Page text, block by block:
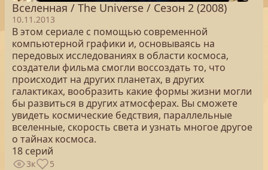
Вселенная / The Universe / Сезон 2 (2008)
10.11.2013
В этом сериале с помощью современной
компьютерной графики и, основываясь на
передовых исследованиях в области космоса,
создатели фильма смогли воссоздать то, что
происходит на других планетах, в других
галактиках, вообразить какие формы жизни могли
бы развиться в других атмосферах. Вы сможете
увидеть космические бедствия, параллельные
вселенные, скорость света и узнать многое другое
о тайнах космоса.
18 серий
3к 5